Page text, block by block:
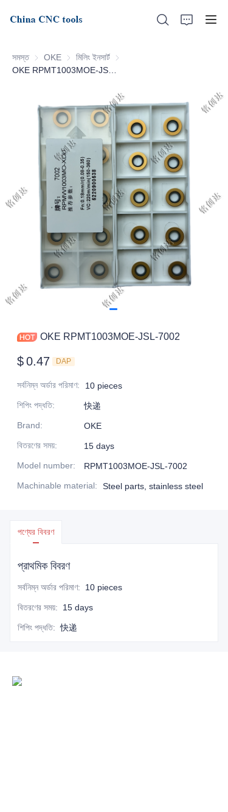
সমস্ত OKE OKEমিলিং ইনসার্ট মিলিং ইনসার্ট
OKE RPMT1003MOE-JSL-7002
$0.47 DAP
সর্বনিম্ন অর্ডার পরিমাণ:
10 pieces
শিপিং পদ্ধতি:
快递
Brand:
OKE
বিতরণের সময়:
15 days
Model number:
RPMT1003MOE-JSL-7002
Machinable material: Steel parts, stainless steel
পণ্যের বিবরণ
প্রাথমিক বিবরণ
সর্বনিম্ন অর্ডার পরিমাণ: 10 pieces
বিতরণের সময়: 15 days
শিপিং পদ্ধতি: 快递
আমাদের সম্পর্কে
সংবাদ